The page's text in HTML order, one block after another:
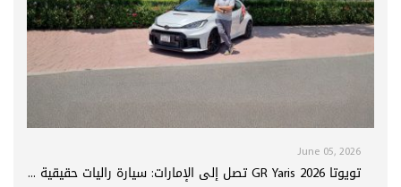
June 05, 2026
تويوتا GR Yaris 2026 تصل إلى الإمارات: سيارة راليات حقيقية ...